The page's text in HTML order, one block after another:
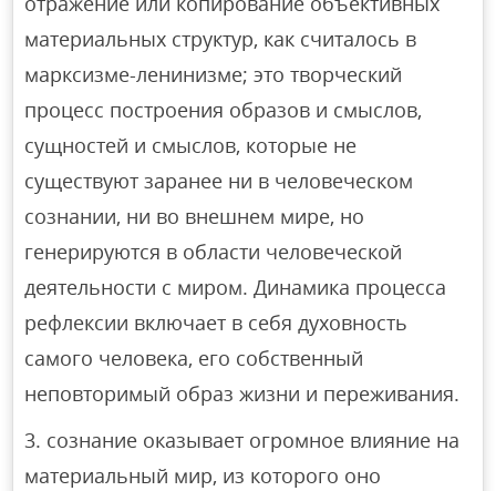
материальных структур, как считалось в
марксизме-ленинизме; это творческий
процесс построения образов и смыслов,
сущностей и смыслов, которые не
существуют заранее ни в человеческом
сознании, ни во внешнем мире, но
генерируются в области человеческой
деятельности с миром. Динамика процесса
рефлексии включает в себя духовность
самого человека, его собственный
неповторимый образ жизни и переживания.
сознание оказывает огромное влияние на
материальный мир, из которого оно